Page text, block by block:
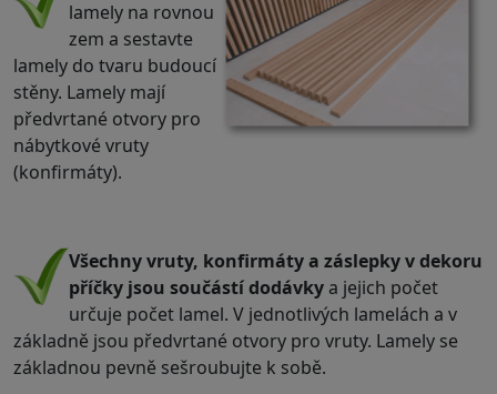
lamely na rovnou
zem a sestavte
lamely do tvaru budoucí
stěny. Lamely mají
předvrtané otvory pro
nábytkové vruty
(konfirmáty).
Všechny vruty, konfirmáty a záslepky v dekoru
příčky jsou součástí dodávky a jejich počet
určuje počet lamel. V jednotlivých lamelách a v
základně jsou předvrtané otvory pro vruty. Lamely se
základnou pevně sešroubujte k sobě.